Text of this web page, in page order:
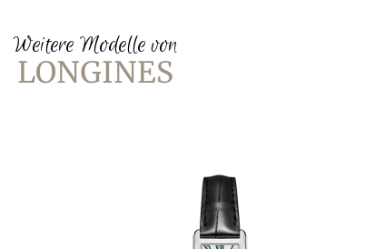
Weitere Modelle von
LONGINES